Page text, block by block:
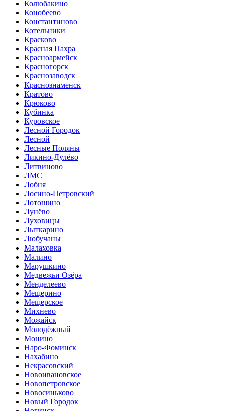
Колюбакино
Конобеево
Константиново
Котельники
Красково
Красная Пахра
Красноармейск
Красногорск
Краснозаводск
Краснознаменск
Кратово
Крюково
Кубинка
Куровское
Лесной Городок
Лесной
Лесные Поляны
Ликино-Дулёво
Литвиново
ЛМС
Лобня
Лосино-Петровский
Лотошино
Лунёво
Луховицы
Лыткарино
Любучаны
Малаховка
Малино
Марушкино
Медвежьи Озёра
Менделеево
Мещерино
Мещерское
Михнево
Можайск
Молодёжный
Монино
Наро-Фоминск
Нахабино
Некрасовский
Новоивановское
Новопетровское
Новосиньково
Новый Городок